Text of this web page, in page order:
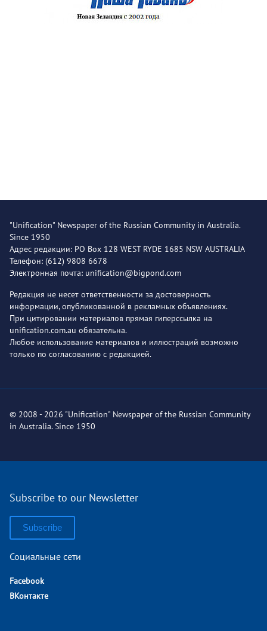
"Unification" Newspaper of the Russian Community in Australia.
Since 1950
Адрес редакции: PO Box 128 WEST RYDE 1685 NSW AUSTRALIA
Телефон: (612) 9808 6678
Электронная почта: unification@bigpond.com
Редакция не несет ответственности за достоверность
информации, опубликованной в рекламных объявлениях.
При цитировании материалов прямая гиперссылка на
unification.com.au обязательна.
Любое использование материалов и иллюстраций возможно
только по согласованию с редакцией.
© 2008 - 2026 "Unification" Newspaper of the Russian Community
in Australia. Since 1950
Subscribe to our Newsletter
Subscribe
Социальные сети
Facebook
ВКонтакте